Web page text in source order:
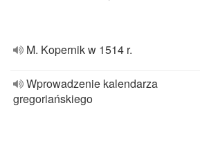
M. Kopernik w 1514 r.
Wprowadzenie kalendarza
gregoriańskiego